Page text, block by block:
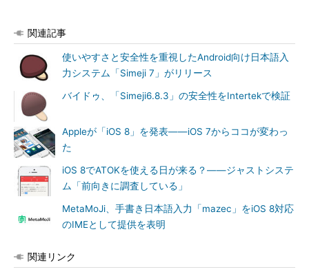
関連記事
使いやすさと安全性を重視したAndroid向け日本語入
力システム「Simeji 7」がリリース
バイドゥ、「Simeji6.8.3」の安全性をIntertekで検証
Appleが「iOS 8」を発表――iOS 7からココが変わっ
た
iOS 8でATOKを使える日が来る？――ジャストシステ
ム「前向きに調査している」
MetaMoJi、手書き日本語入力「mazec」をiOS 8対応
のIMEとして提供を表明
関連リンク